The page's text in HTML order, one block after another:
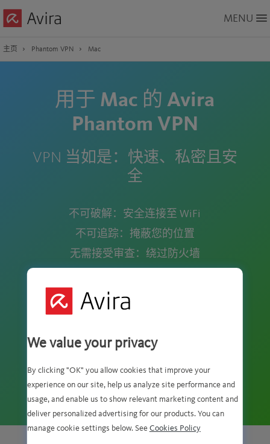
to
Content
MENU
主页 Phantom VPN Mac
用于 Mac 的 Avira
Phantom VPN
VPN 当如是：快速、私密且安
全
不可破解 ：安全连接至 WiFi
不可追踪 ：掩蔽您的位置
无需接受审查 ：绕过防火墙
下载免费版
Rating:
stars
177 条评价
We value your privacy
By clicking "OK" you allow cookies that improve your
experience on our site, help us analyze site performance and
usage, and enable us to show relevant marketing content and
deliver personalized advertising for our products. You can
manage cookie settings below. See Cookies Policy